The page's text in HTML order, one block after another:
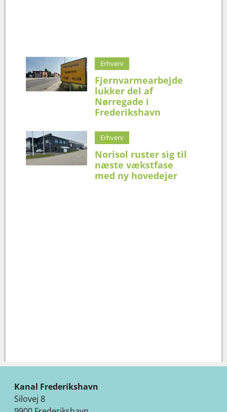
Erhverv
Fjernvarmearbejde
lukker del af
Nørregade i
Frederikshavn
Erhverv
Norisol ruster sig til
næste vækstfase
med ny hovedejer
Kanal Frederikshavn
Silovej 8